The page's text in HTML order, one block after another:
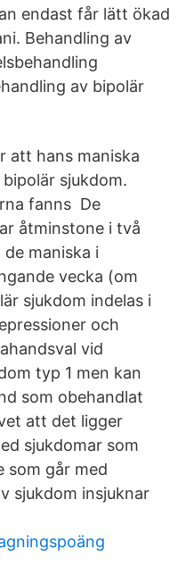
endast får lätt ökad
Behandling av
av bipolär
att hans maniska
sjukdom.
fanns De
åtminstone i två
maniska i
vecka (om
sjukdom indelas i
och
vid
typ 1 men kan
som obehandlat
att det ligger
sjukdomar som
som går med
sjukdom insjuknar